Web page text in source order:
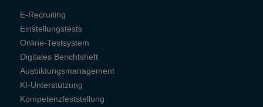
E-Recruiting
Einstellungstests
Online-Testsystem
Digitales Berichtsheft
Ausbildungsmanagement
KI-Unterstützung
Kompetenzfeststellung